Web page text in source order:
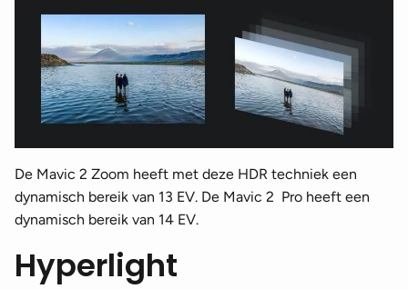
De Mavic 2 Zoom heeft met deze HDR techniek een
dynamisch bereik van 13 EV. De Mavic 2 Pro heeft een
dynamisch bereik van 14 EV.
Hyperlight